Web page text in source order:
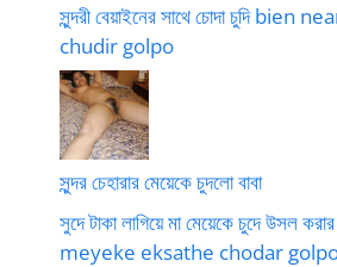
সুন্দরী বেয়াইনের সাথে চোদা চুদি bien
chudir golpo
সুন্দর চেহারার মেয়েকে চুদলো বাবা
সুদে টাকা লাগিয়ে মা মেয়েকে চুদে উসল
meyeke eksathe chodar